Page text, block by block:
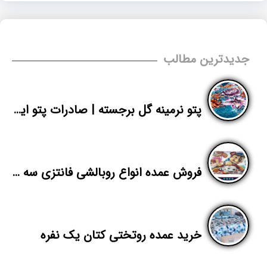
جدیدترین مطالب
پتو نرمینه گل برجسته | صادرات پتو ایرانی نسیم به افغانستان
فروش عمده انواع روبالشی فانتزی سه بعدی
خرید عمده روتختی کتان یک نفره